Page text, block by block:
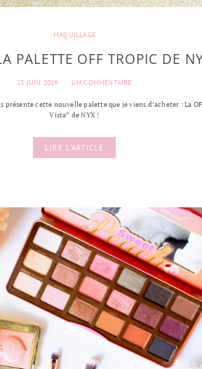
MAQUILLAGE
PALETTE OFF TROPIC DE
23 JUIN 2019 UN COMMENTAIRE
cette nouvelle palette que je viens d’acheter : La
Vista” de NYX !
LIRE L'ARTICLE